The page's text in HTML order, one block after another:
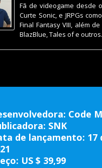
Fã de videogame desde
Curte Sonic, e JRPGs
Final Fantasy VIII, além
BlazBlue, Tales of e outros.
Code
SNK
de lançamento: 17
US $ 39,99